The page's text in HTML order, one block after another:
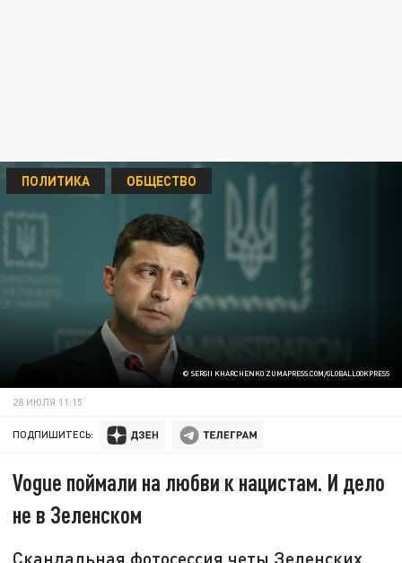
© SERGII KHARCHENKO ZUMAPRESS.COM/GLOBALLOOKPRESS
ПОЛИТИКА ОБЩЕСТВО
28 ИЮЛЯ 11:15
ПОДПИШИТЕСЬ:
Vogue поймали на любви к нацистам. И дело
не в Зеленском
Скандальная фотосессия четы Зеленских